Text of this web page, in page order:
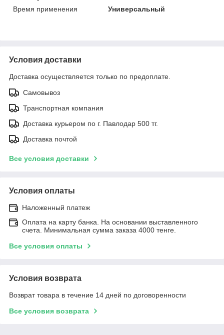
Время применения Универсальный
Условия доставки
Доставка осуществляется только по предоплате.
Самовывоз
Транспортная компания
Доставка курьером по г. Павлодар 500 тг.
Доставка почтой
Все условия доставки
Условия оплаты
Наложенный платеж
Оплата на карту банка. На основании выставленного
счета. Минимальная сумма заказа 4000 тенге.
Все условия оплаты
Условия возврата
Возврат товара в течение 14 дней по договоренности
Все условия возврата